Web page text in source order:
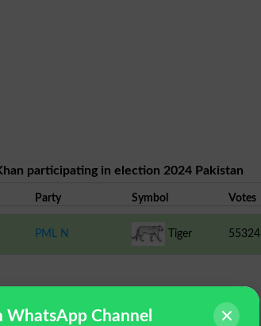
participating in election 2024 Pakistan
Party Symbol Votes
PML N
Tiger 55324
WhatsApp Channel